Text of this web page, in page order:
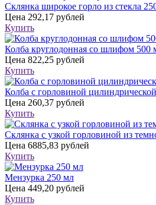
Склянка широкое горло из стекла
Цена 292,17 рублей
Купить
Колба круглодонная со шлифом 500
Цена 822,25 рублей
Купить
Колба с горловиной
Цена 260,37 рублей
Купить
Склянка с узкой горловиной из
Цена 6885,83 рублей
Купить
Мензурка 250 мл
Цена 449,20 рублей
Купить